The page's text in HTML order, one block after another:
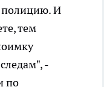
полицию. И
тем
-
по